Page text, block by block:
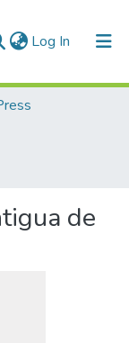
Log In (current)
de